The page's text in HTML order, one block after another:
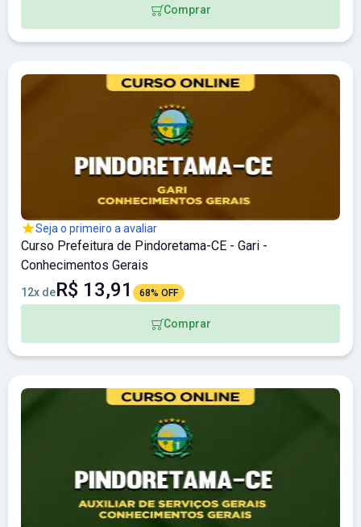
Comprar
Seja o primeiro a avaliar
Curso Prefeitura de Pindoretama-CE - Gari -
Conhecimentos Gerais
12x deR$ 13,91 68% OFF
Comprar